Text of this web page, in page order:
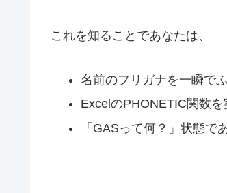
これを知ることであなたは、
名前のフリガナを一瞬で
ExcelのPHONETIC関数を
「GASって何？」状態で